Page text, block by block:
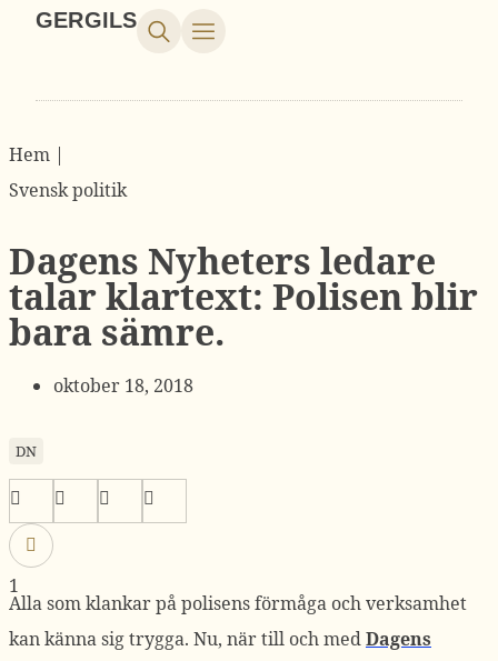
GERGILS
Hem |
Svensk politik
Dagens Nyheters ledare
talar klartext: Polisen blir
bara sämre.
oktober 18, 2018
DN
1
Alla som klankar på polisens förmåga och verksamhet
kan känna sig trygga. Nu, när till och medDagens